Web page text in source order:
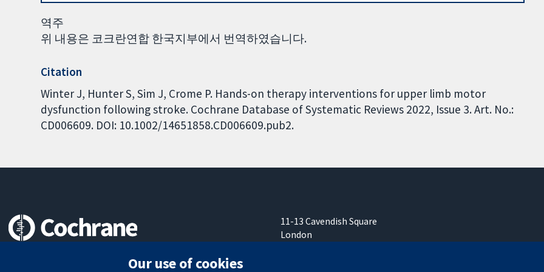
역주
위 내용은 코크란연합 한국지부에서 번역하였습니다.
Citation
Winter J, Hunter S, Sim J, Crome P. Hands-on therapy interventions for upper limb motor
dysfunction following stroke. Cochrane Database of Systematic Reviews 2022, Issue 3. Art. No.:
CD006609. DOI: 10.1002/14651858.CD006609.pub2.
11-13 Cavendish Square
London
Our use of cookies